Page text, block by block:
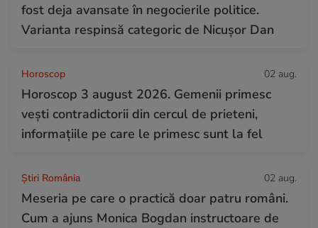
fost deja avansate în negocierile politice.
Varianta respinsă categoric de Nicușor Dan
Horoscop 02 aug.
Horoscop 3 august 2026. Gemenii primesc
vești contradictorii din cercul de prieteni,
informațiile pe care le primesc sunt la fel
Știri România 02 aug.
Meseria pe care o practică doar patru români.
Cum a ajuns Monica Bogdan instructoare de